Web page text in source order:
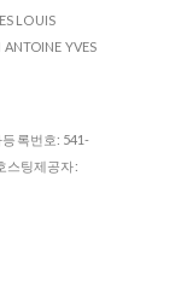
LOUIS
YVES
등록번호: 541-
스팅제공자: